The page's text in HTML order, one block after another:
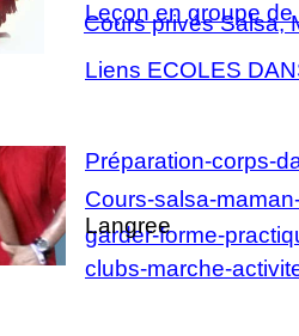
clubs-marche-
garder-forme-
Cours-salsa-
Langree
Préparation-corps-
Liens ECOLES
Cours privés Salsa,
Leçon en groupe de